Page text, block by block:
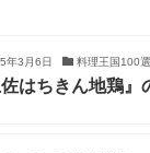
年3月6日 料理王国100
佐はちきん地鶏